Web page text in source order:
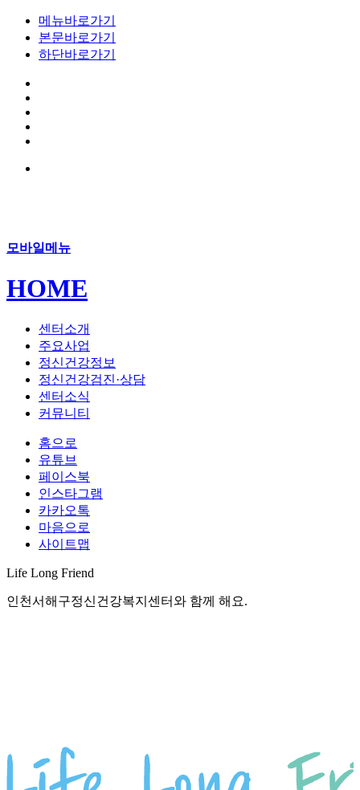
메뉴바로가기
본문바로가기
하단바로가기
모바일메뉴
HOME
센터소개
주요사업
정신건강정보
정신건강검진·상담
센터소식
커뮤니티
홈으로
유튜브
페이스북
인스타그램
카카오톡
마음으로
사이트맵
Life Long Friend
인천서해구정신건강복지센터와 함께 해요.